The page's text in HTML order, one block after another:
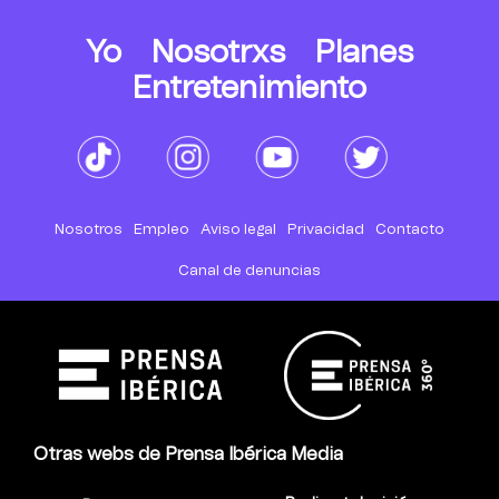
Yo Nosotrxs
Planes
Entretenimiento
Nosotros Empleo Aviso legal Privacidad Contacto
Canal de denuncias
Otras webs de Prensa Ibérica Media